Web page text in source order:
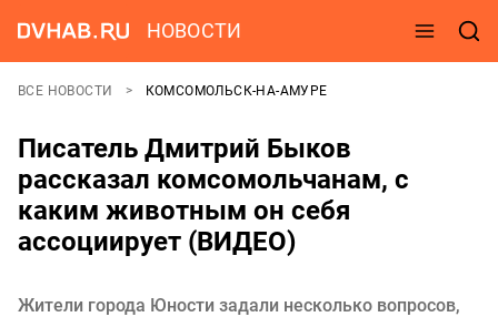
НОВОСТИ
ВСЕ НОВОСТИ КОМСОМОЛЬСК-НА-АМУРЕ
Писатель Дмитрий Быков
рассказал комсомольчанам, с
каким животным он себя
ассоциирует (ВИДЕО)
Жители города Юности задали несколько вопросов,